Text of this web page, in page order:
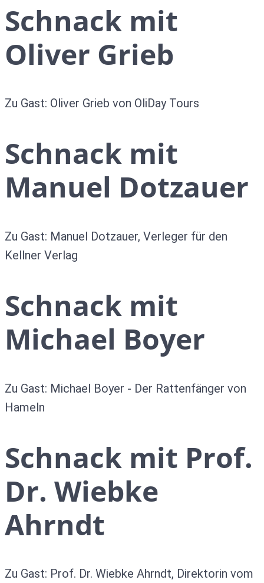
Schnack mit
Oliver Grieb
Zu Gast: Oliver Grieb von OliDay Tours
Schnack mit
Manuel Dotzauer
Zu Gast: Manuel Dotzauer, Verleger für den
Kellner Verlag
Schnack mit
Michael Boyer
Zu Gast: Michael Boyer - Der Rattenfänger von
Hameln
Schnack mit Prof.
Dr. Wiebke
Ahrndt
Zu Gast: Prof. Dr. Wiebke Ahrndt, Direktorin vom